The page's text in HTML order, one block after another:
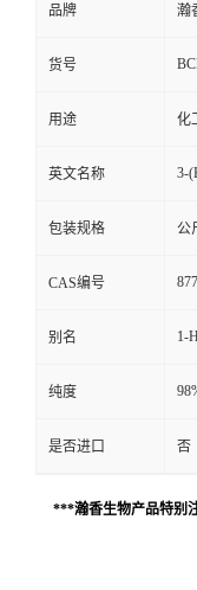
品牌 瀚
货号
用途 化
英文名称 3-
包装规格 公
CAS编号
别名 1-
纯度
是否进口 否
***瀚香生物产品特别